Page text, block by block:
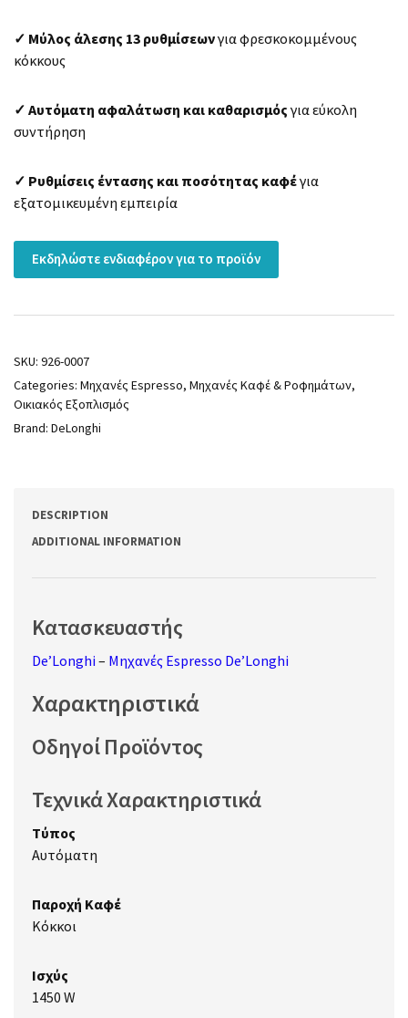
✓ Μύλος άλεσης 13 ρυθμίσεωνγια φρεσκοκομμένους
κόκκους
✓ Αυτόματη αφαλάτωση και καθαρισμόςγια εύκολη
συντήρηση
✓ Ρυθμίσεις έντασης και ποσότητας καφέγια
εξατομικευμένη εμπειρία
Εκδηλώστε ενδιαφέρον για το προϊόν
SKU: 926-0007
Categories: Μηχανές Espresso, Μηχανές Καφέ & Ροφημάτων,
Οικιακός Εξοπλισμός
Brand: DeLonghi
DESCRIPTION
ADDITIONAL INFORMATION
Κατασκευαστής
De’Longhi – Μηχανές Espresso De’Longhi
Χαρακτηριστικά
Οδηγοί Προϊόντος
Τεχνικά Χαρακτηριστικά
Τύπος
Αυτόματη
Παροχή Καφέ
Κόκκοι
Ισχύς
1450 W